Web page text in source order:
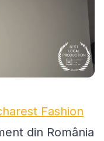
Fashion
din România